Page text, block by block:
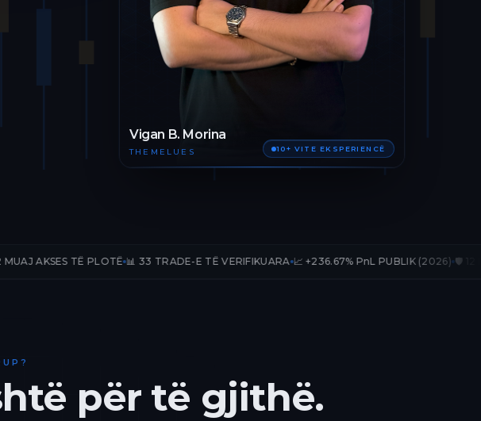
Vigan B. Morina
THEMELUES 10+ VITE EKSPERIENCË
PLOTË 📊 33 TRADE-E TË VERIFIKUARA 📈 +236.67% PnL PUBLIK (2026) 🛡️ 12 MUAJ AKSES
për të gjithë.